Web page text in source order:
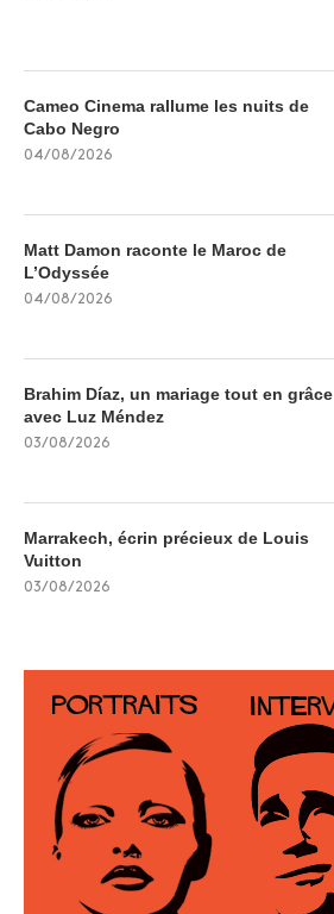
Cameo Cinema rallume les nuits de
Cabo Negro
04/08/2026
Matt Damon raconte le Maroc de
L’Odyssée
04/08/2026
Brahim Díaz, un mariage tout en grâce
avec Luz Méndez
03/08/2026
Marrakech, écrin précieux de Louis
Vuitton
03/08/2026